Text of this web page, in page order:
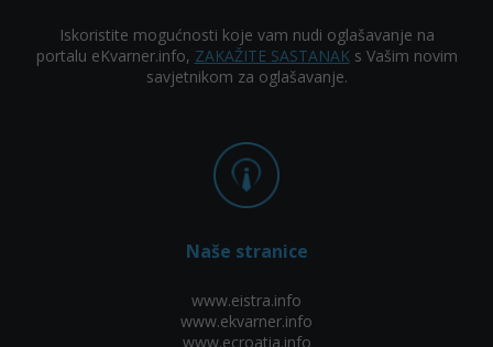
Iskoristite mogućnosti koje vam nudi oglašavanje na
portalu eKvarner.info, ZAKAŽITE SASTANAKs Vašim novim
savjetnikom za oglašavanje.
Naše stranice
www.eistra.info
www.ekvarner.info
www.ecroatia.info